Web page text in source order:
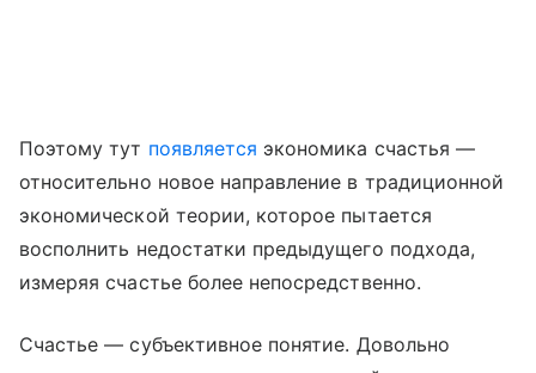
Поэтому тут появляется экономика счастья —
относительно новое направление в традиционной
экономической теории, которое пытается
восполнить недостатки предыдущего подхода,
измеряя счастье более непосредственно.
Счастье — субъективное понятие. Довольно